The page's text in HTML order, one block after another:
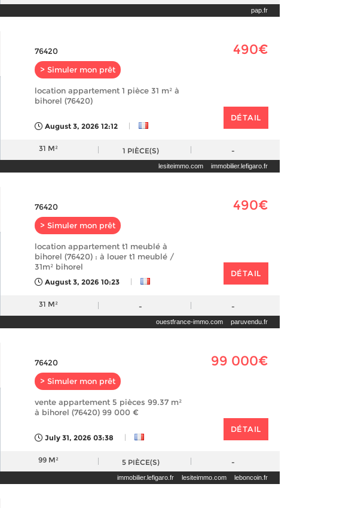
pap.fr
76420
> Simuler mon prêt
490€
location appartement 1 pièce 31 m² à
bihorel (76420)
August 3, 2026 12:12 |
DÉTAIL
31 M² 1 PIÈCE(S) -
lesiteimmo.com immobilier.lefigaro.fr
76420
> Simuler mon prêt
490€
location appartement t1 meublé à
bihorel (76420) : à louer t1 meublé /
31m² bihorel
August 3, 2026 10:23 |
DÉTAIL
31 M² - -
ouestfrance-immo.com paruvendu.fr
76420
> Simuler mon prêt
99 000€
vente appartement 5 pièces 99.37 m²
à bihorel (76420) 99 000 €
July 31, 2026 03:38 |
DÉTAIL
99 M² 5 PIÈCE(S) -
immobilier.lefigaro.fr lesiteimmo.com leboncoin.fr